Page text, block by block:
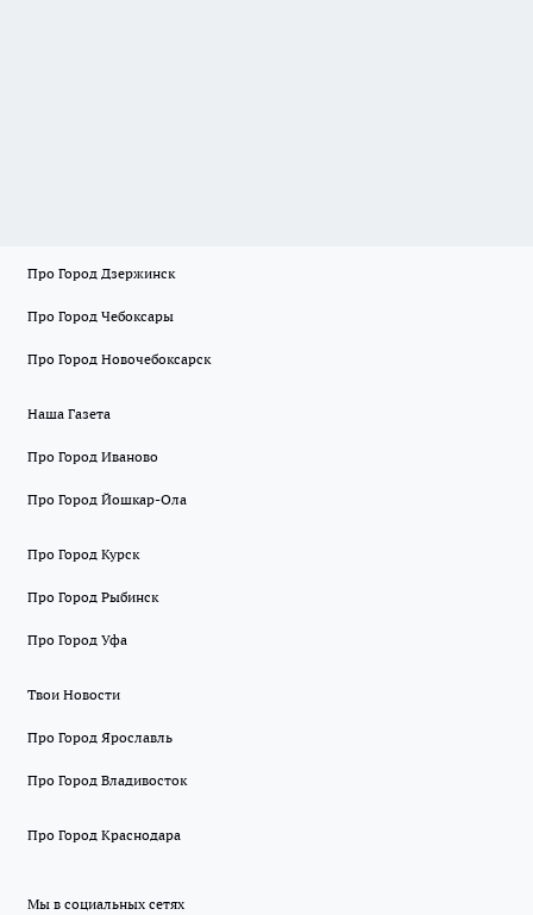
Про Город Дзержинск
Про Город Чебоксары
Про Город Новочебоксарск
Наша Газета
Про Город Иваново
Про Город Йошкар-Ола
Про Город Курск
Про Город Рыбинск
Про Город Уфа
Твои Новости
Про Город Ярославль
Про Город Владивосток
Про Город Краснодара
Мы в социальных сетях